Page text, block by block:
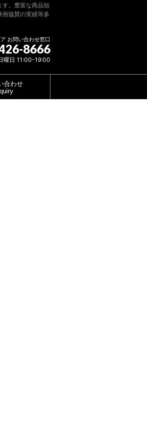
。豊富な商品知
協賛の実績等多
お問い合わせ窓口
8666
曜日 11:00-19:00
合わせ